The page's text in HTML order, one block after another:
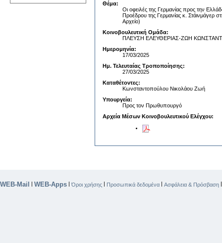
Θέμα:
Οι οφειλές της Γερμανίας προς την
Προέδρου της Γερμανίας κ. Στάινμάγερ
Αρχείο)
Κοινοβουλευτική Ομάδα:
ΠΛΕΥΣΗ ΕΛΕΥΘΕΡΙΑΣ-ΖΩΗ
Ημερομηνία:
17/03/2025
Ημ. Τελευταίας Τροποποίησης:
27/03/2025
Καταθέτοντες:
Κωνσταντοπούλου Νικολάου Ζωή
Υπουργεία:
Προς τον Πρωθυπουργό
Αρχεία Μέσων Κοινοβουλευτικού Ελέγχου:
WEB-Mail WEB-Apps |Όροι χρήσης Προσωπικά δεδομένα Ασφάλεια & Πρόσβαση